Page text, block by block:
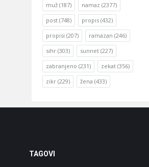
muž (187) namaz (2377)
post (748) propis (432)
propisi (207) ramazan (246)
sihr (303) sunnet (227)
zabranjeno (231) zekat (356)
zikr (229) žena (433)
TAGOVI